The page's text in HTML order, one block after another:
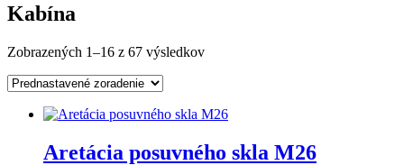
Kabína
Zobrazených 1–16 z 67 výsledkov
Aretácia posuvného skla M26